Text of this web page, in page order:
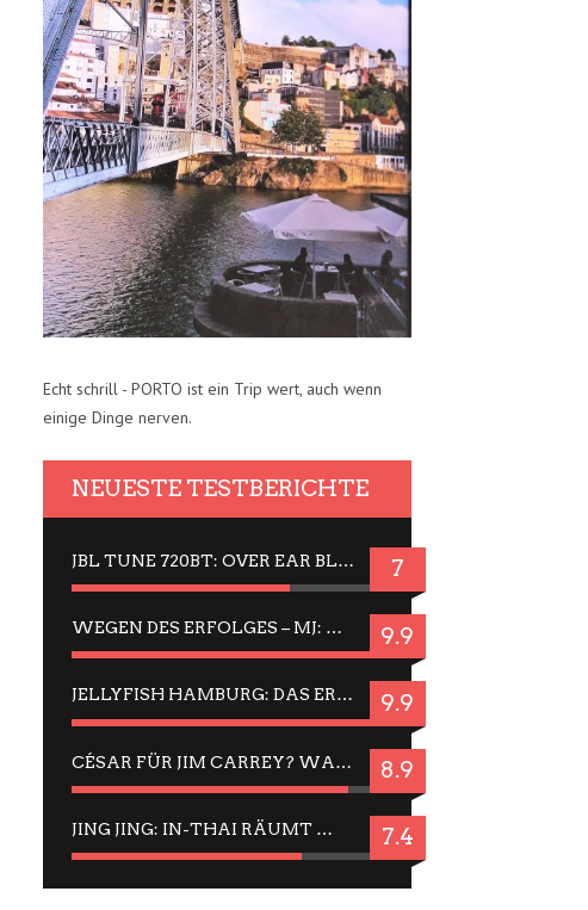
Echt schrill - PORTO ist ein Trip wert, auch wenn
einige Dinge nerven.
NEUESTE TESTBERICHTE
JBL TUNE 720BT: OVER EAR BLUETOOTH KOPFHÖRER UM DIE 50,-€ IM DAUER-TEST 7
WEGEN DES ERFOLGES – MJ: MICHAEL JACKSON MUSICAL IN EINER MATINEE SEHEN 9.9
JELLYFISH HAMBURG: DAS ERFOLGREICHE SOMMER-MENÜ 2025 IN GEFÜHLEN UND BILDERN 9.9
CÉSAR FÜR JIM CARREY? WARUM DAS EINER DER NERVIGSTEN ACTORS IST UND BLEIBT 8.9
JING JING: IN-THAI RÄUMT WIEDER TITEL AB – EIN ZWEI-STUNDEN-ERLEBNISBERICHT 7.4